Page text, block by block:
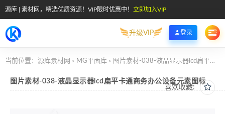
源库 | 素材网，精选优质资源！VIP限时优惠中！ 立即加入VIP
升级VIP 登录
当前位置： 源库素材网 > MG平面库 > 图片素材-038-液晶显示器lcd扁平卡通商务办公设备元素图标
喜欢收藏:
图片素材-038-液晶显示器lcd扁平卡通商务办公设备元素图标